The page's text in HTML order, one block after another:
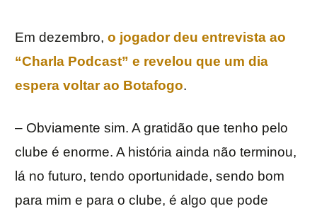
Em dezembro, o jogador deu entrevista ao
“Charla Podcast” e revelou que um dia
espera voltar ao Botafogo.
– Obviamente sim. A gratidão que tenho pelo
clube é enorme. A história ainda não terminou,
lá no futuro, tendo oportunidade, sendo bom
para mim e para o clube, é algo que pode